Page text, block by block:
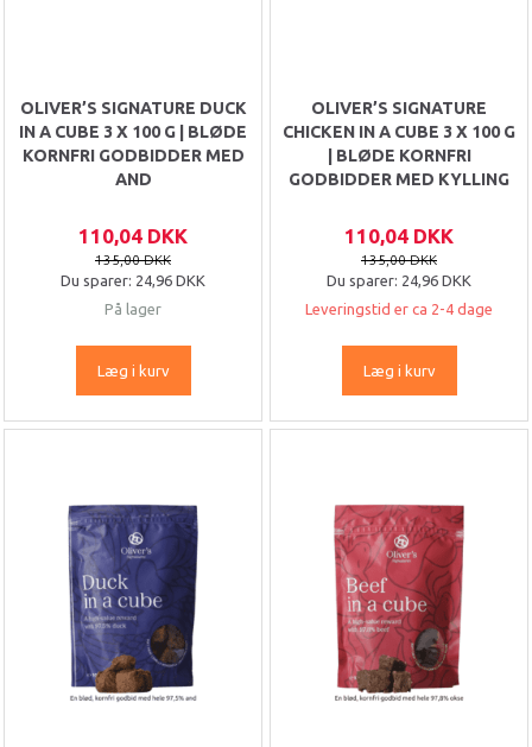
OLIVER’S SIGNATURE DUCK
IN A CUBE 3 X 100 G | BLØDE
KORNFRI GODBIDDER MED
AND
110,04 DKK
135,00 DKK
Du sparer: 24,96 DKK
På lager
Læg i kurv
OLIVER’S SIGNATURE
CHICKEN IN A CUBE 3 X 100 G
| BLØDE KORNFRI
GODBIDDER MED KYLLING
110,04 DKK
135,00 DKK
Du sparer: 24,96 DKK
Leveringstid er ca 2-4 dage
Læg i kurv